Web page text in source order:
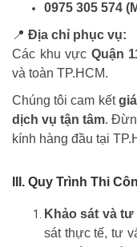
0975 305 574
📍 Địa chỉ phục vụ:
Các khu vực Quận
và toàn TP.HCM.
Chúng tôi cam kết
dịch vụ tận tâm.
kính hàng đầu tại
III. Quy Trình Thi
Khảo sát và tư
sát thực tế, tư